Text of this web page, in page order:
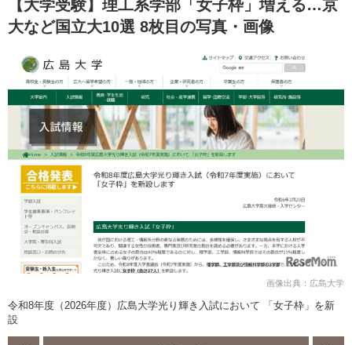
【大学受験】理工系学部「女子枠」増える…京
大など国立大10選 8枚目の写真・画像
画像出典：広島大学
令和8年度（2026年度）広島大学光り輝き入試において 「女子枠」を新
設